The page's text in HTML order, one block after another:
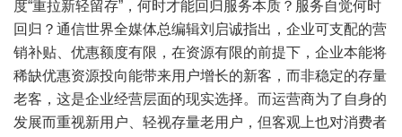
度“重拉新轻留存”，何时才能回归服务本质？服务自觉何时
回归？通信世界全媒体总编辑刘启诚指出，企业可支配的营
销补贴、优惠额度有限，在资源有限的前提下，企业本能将
稀缺优惠资源投向能带来用户增长的新客，而非稳定的存量
老客，这是企业经营层面的现实选择。而运营商为了自身的
发展而重视新用户、轻视存量老用户，但客观上也对消费者